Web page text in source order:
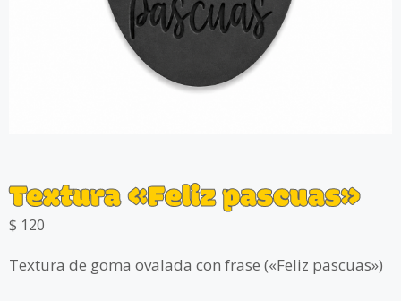
Textura «Feliz pascuas»
$ 120
Textura de goma ovalada con frase («Feliz pascuas»)